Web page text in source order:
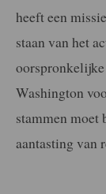
heeft een
staan van het
Washington
stammen moet
aantasting van